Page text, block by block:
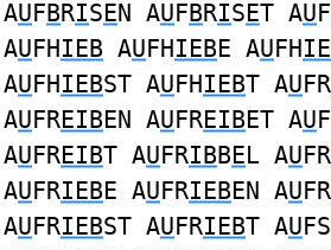
AUFBRISEN AUFBRISET AUF
AUFHIEB AUFHIEBE AUFH
AUFHIEBST AUFHIEBT AUFR
AUFREIBEN AUFREIBET AU
AUFREIBT AUFRIBBEL AUFR
AUFRIEBE AUFRIEBEN AUFR
AUFRIEBST AUFRIEBT AU